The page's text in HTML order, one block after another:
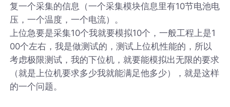
复一个采集的信息（一个采集模块信息里有10节电池电
压，一个温度，一个电流）。
上位急要是采集10个我就要模拟10个，一般工程上是1
00个左右，我是做测试的，测试上位机性能的，所以
考虑极限测试，我的下位机，就要能模拟出无限的要求
（就是上位机要求多少我就能满足他多少），就是这样
的一个问题。